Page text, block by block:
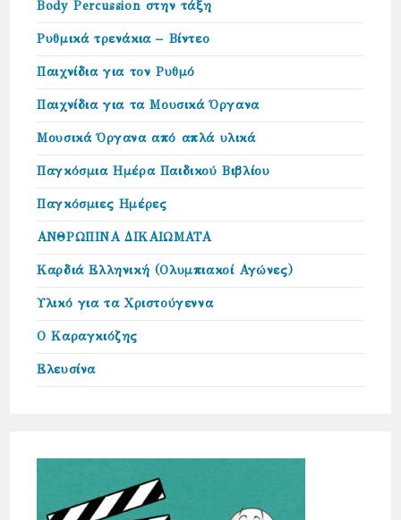
Body Percussion στην τάξη
Ρυθμικά τρενάκια – Βίντεο
Παιχνίδια για τον Ρυθμό
Παιχνίδια για τα Μουσικά Όργανα
Μουσικά Όργανα από απλά υλικά
Παγκόσμια Ημέρα Παιδικού Βιβλίου
Παγκόσμιες Ημέρες
ΑΝΘΡΩΠΙΝΑ ΔΙΚΑΙΩΜΑΤΑ
Καρδιά Ελληνική (Ολυμπιακοί Αγώνες)
Υλικό για τα Χριστούγεννα
Ο Καραγκιόζης
Ελευσίνα